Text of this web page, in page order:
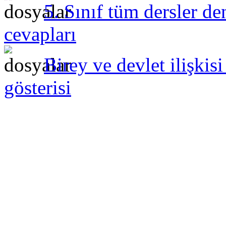
5. Sınıf tüm dersler
cevapları
Birey ve devlet
gösterisi